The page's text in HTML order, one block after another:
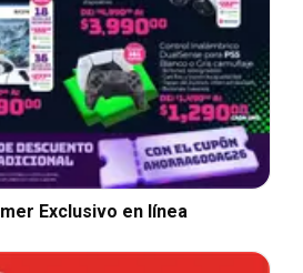
Exclusivo en línea